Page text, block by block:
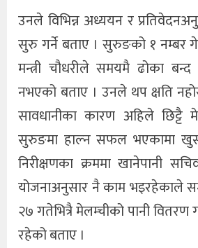
उनले विभिन्न अध्ययन र
सुरु गर्ने बताए । सुरुङको १ नम्बर
मन्त्री चौधरीले समयमै ढोका
नभएको बताए । उनले थप क्षति
सावधानीका कारण अहिले छिट्टै
सुरुङमा हाल्न सफल भएकामा
निरीक्षणका क्रममा खानेपानी
योजनाअनुसार नै काम भइरहेकाले
२७ गतेभित्रै मेलम्चीको पानी वितरण
रहेको बताए ।